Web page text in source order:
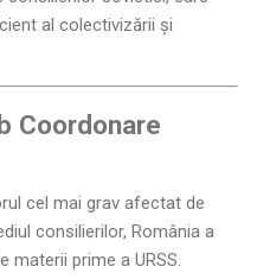
al colectivizării și
Coordonare
cel mai grav afectat de
consilierilor, România a
prime a URSS.